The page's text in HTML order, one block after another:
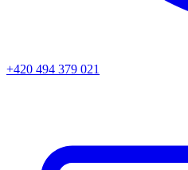
+420 494 379 021